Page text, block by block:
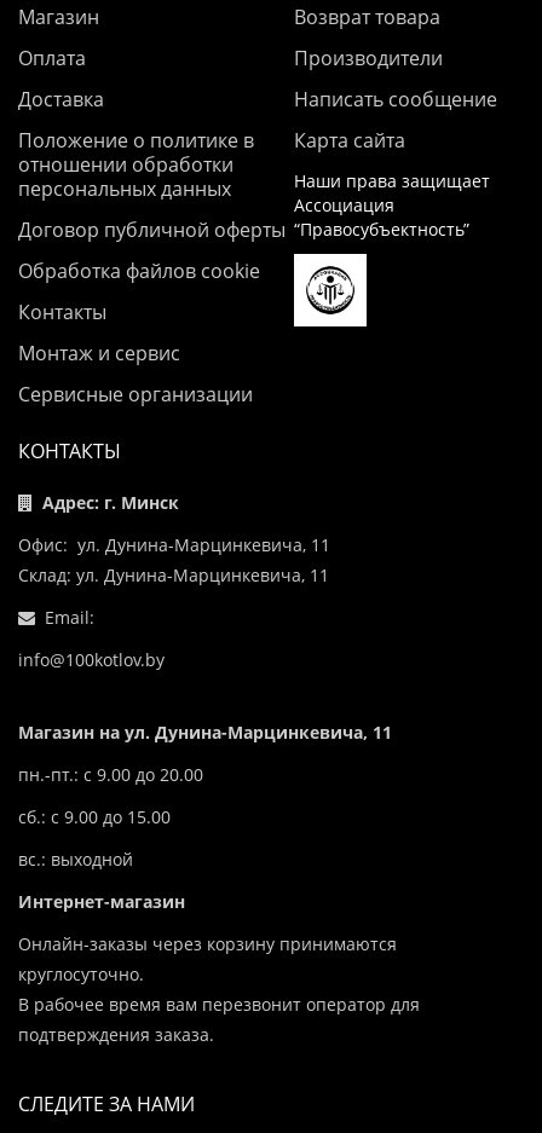
Магазин
Оплата
Доставка
Положение о политике в
отношении обработки
персональных данных
Договор публичной оферты
Обработка файлов cookie
Контакты
Монтаж и сервис
Сервисные организации
Возврат товара
Производители
Написать сообщение
Карта сайта
Наши права защищает
Ассоциация
“Правосубъектность”
КОНТАКТЫ
Адрес: г. Минск
Офис: ул. Дунина-Марцинкевича, 11
Склад: ул. Дунина-Марцинкевича, 11
Email:
info@100kotlov.by
Магазин на ул. Дунина-Марцинкевича, 11
пн.-пт.: с 9.00 до 20.00
сб.: с 9.00 до 15.00
вс.: выходной
Интернет-магазин
Онлайн-заказы через корзину принимаются
круглосуточно.
В рабочее время вам перезвонит оператор для
подтверждения заказа.
СЛЕДИТЕ ЗА НАМИ